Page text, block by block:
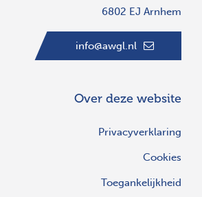
6802 EJ Arnhem
info@awgl.nl
Over deze website
Privacyverklaring
Cookies
Toegankelijkheid